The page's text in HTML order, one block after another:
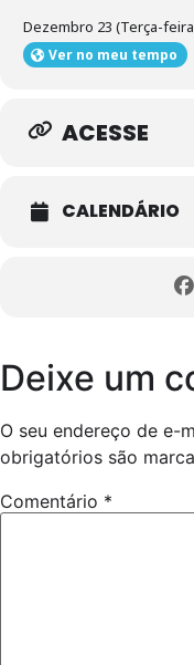
Dezembro 23 (Terça-
Ver no meu tempo
ACESSE
CALENDÁRIO
Deixe um
O seu endereço de e-
obrigatórios são
Comentário *